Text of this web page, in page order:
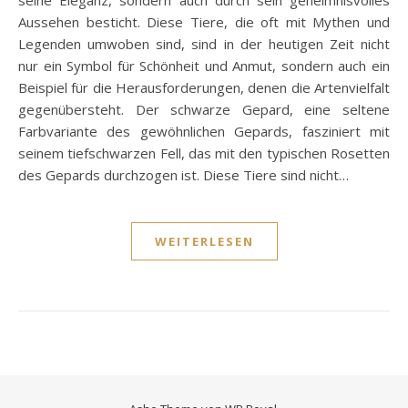
Aussehen besticht. Diese Tiere, die oft mit Mythen und
Legenden umwoben sind, sind in der heutigen Zeit nicht
nur ein Symbol für Schönheit und Anmut, sondern auch ein
Beispiel für die Herausforderungen, denen die Artenvielfalt
gegenübersteht. Der schwarze Gepard, eine seltene
Farbvariante des gewöhnlichen Gepards, fasziniert mit
seinem tiefschwarzen Fell, das mit den typischen Rosetten
des Gepards durchzogen ist. Diese Tiere sind nicht…
WEITERLESEN